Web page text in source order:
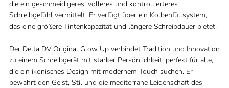
die ein geschmeidigeres, volleres und kontrollierteres
Schreibgefühl vermittelt. Er verfügt über ein Kolbenfüllsystem,
das eine größere Tintenkapazität und längere Schreibdauer bietet.
Der Delta DV Original Glow Up verbindet Tradition und Innovation
zu einem Schreibgerät mit starker Persönlichkeit, perfekt für alle,
die ein ikonisches Design mit modernem Touch suchen. Er
bewahrt den Geist, Stil und die mediterrane Leidenschaft des